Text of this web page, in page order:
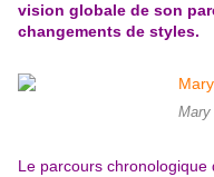
vision globale de son
changements de styles.
Mary
Le parcours